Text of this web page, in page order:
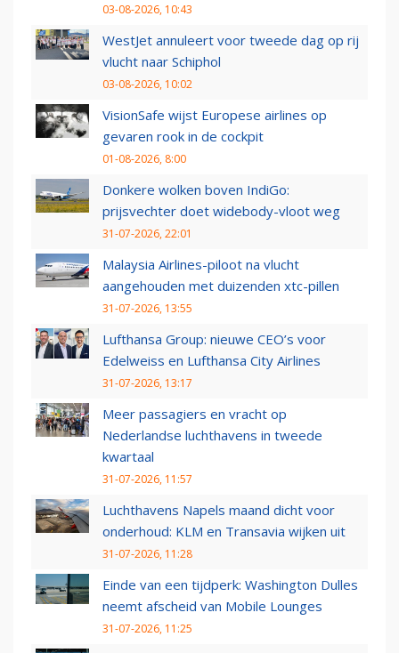
03-08-2026, 10:43
WestJet annuleert voor tweede dag op rij
vlucht naar Schiphol
03-08-2026, 10:02
VisionSafe wijst Europese airlines op
gevaren rook in de cockpit
01-08-2026, 8:00
Donkere wolken boven IndiGo:
prijsvechter doet widebody-vloot weg
31-07-2026, 22:01
Malaysia Airlines-piloot na vlucht
aangehouden met duizenden xtc-pillen
31-07-2026, 13:55
Lufthansa Group: nieuwe CEO’s voor
Edelweiss en Lufthansa City Airlines
31-07-2026, 13:17
Meer passagiers en vracht op
Nederlandse luchthavens in tweede
kwartaal
31-07-2026, 11:57
Luchthavens Napels maand dicht voor
onderhoud: KLM en Transavia wijken uit
31-07-2026, 11:28
Einde van een tijdperk: Washington Dulles
neemt afscheid van Mobile Lounges
31-07-2026, 11:25